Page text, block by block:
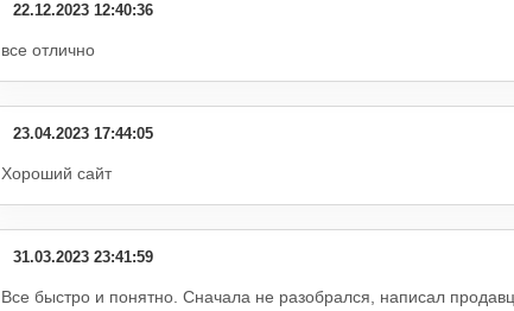
22.12.2023 12:40:36
все отлично
23.04.2023 17:44:05
Хороший сайт
31.03.2023 23:41:59
Все быстро и понятно. Сначала не разобрался, написал